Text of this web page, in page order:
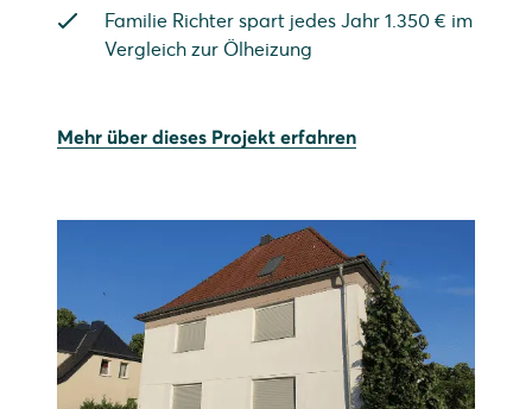
Familie Richter spart jedes Jahr 1.350 € im
Vergleich zur Ölheizung
Mehr über dieses Projekt erfahren